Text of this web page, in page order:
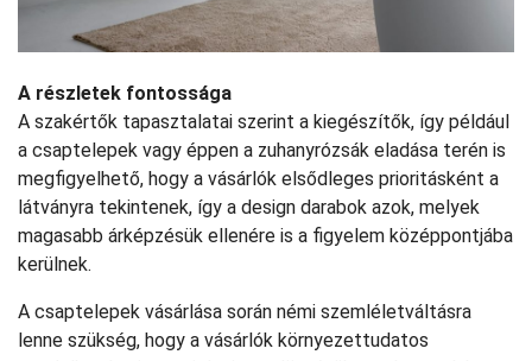
A részletek fontossága
A szakértők tapasztalatai szerint a kiegészítők, így például
a csaptelepek vagy éppen a zuhanyrózsák eladása terén is
megfigyelhető, hogy a vásárlók elsődleges prioritásként a
látványra tekintenek, így a design darabok azok, melyek
magasabb árképzésük ellenére is a figyelem középpontjába
kerülnek.
A csaptelepek vásárlása során némi szemléletváltásra
lenne szükség, hogy a vásárlók környezettudatos